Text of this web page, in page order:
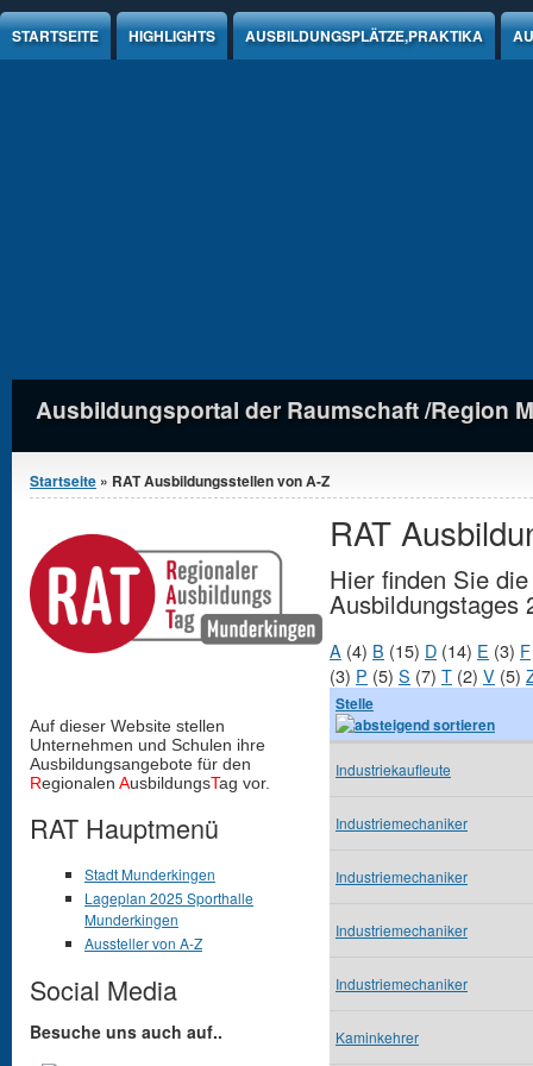
Jump to Content
STARTSEITE HIGHLIGHTS AUSBILDUNGSPLÄTZE,PRAKTIKA
Ausbildungsportal der Raumschaft /Region
Sie sind hier
Startseite » RAT Ausbildungsstellen von A-Z
RAT
Hier finden Sie
Ausbildungstages
A (4) B (15) D (14) E (3) F
(3) P (5) S (7) T (2) V (5)
Stelle
Industriekaufleute
Industriemechaniker
Industriemechaniker
Industriemechaniker
Industriemechaniker
Kaminkehrer
Auf dieser Website stellen
Unternehmen und Schulen ihre
Ausbildungsangebote für den
Regionalen AusbildungsTag vor.
RAT Hauptmenü
Stadt Munderkingen
Lageplan 2025 Sporthalle
Munderkingen
Aussteller von A-Z
Social Media
Besuche uns auch auf..